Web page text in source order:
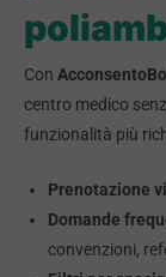
Con
centro medico
funzionalità più
Prenotazione
Domande
convenzioni,